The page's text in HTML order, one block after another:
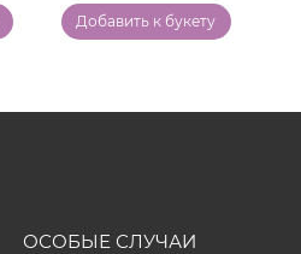
Добавить к букету
ОСОБЫЕ СЛУЧАИ